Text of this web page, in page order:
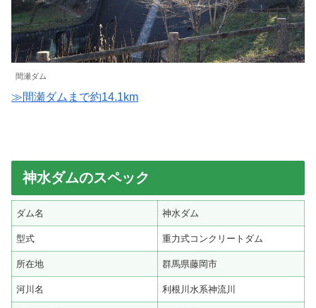
間瀬ダム
≫間瀬ダムまで約14.1km
神水ダムのスペック
ダム名 神水ダム
型式 重力式コンクリートダム
所在地 群馬県藤岡市
河川名 利根川水系神流川